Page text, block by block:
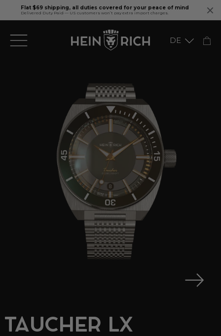
Flat $69 shipping, all duties covered for your peace of mind
Delivered Duty Paid — US customers won’t pay extra import charges.
zum
DE
TAUCHER LX